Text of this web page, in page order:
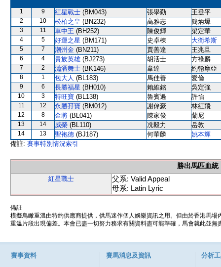
1 9 紅星戰士 (BM043) 張學勤 王登平
2 10 松柏之皇 (BN232) 高雅志 簡炳墀
3 11 車中王 (BH252) 陳俊輝 梁定華
4 5 好運之星 (BM171) 史卓棟 大衛希斯
5 7 潮州金 (BN211) 賈善達 王兆旦
6 4 貴族英雄 (BJ273) 胡活士 方祿麟
7 2 瀟洒舞士 (BK146) 韋達 約翰摩亞
8 1 包大人 (BL183) 馬佳善 愛倫
9 6 長勝福星 (BH010) 賴維銘 吳定強
10 3 特旺寶 (BL138) 魯賓遜 許怡
11 12 永勝孖寶 (BM012) 謝偉豪 林紅飛
12 8 金將 (BL041) 陳家俊 蘭尼
13 14 威榮 (BL110) 冼毅力 岳敦
14 13 聖袍德 (BJ187) 何華麟
姚本輝
備註: 賽事特別情況索引
勝出馬匹血統
紅星戰士
父系: Valid Appeal
母系: Latin Lyric
備註
模擬鳥瞰重溫由特約供應商提供，供馬迷作個人娛樂資訊之用。但由於香港馬
重溫片段出現偏差。本會已盡一切努力務求有關資料盡可能準確，馬會就此並
賽事資料 賽馬消息及資訊 分析